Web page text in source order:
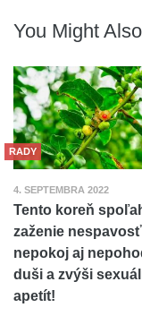
You Might
RADY
4. SEPTEMBRA 2022
Tento koreň
zaženie
nepokoj aj
duši a zvýši
apetít!